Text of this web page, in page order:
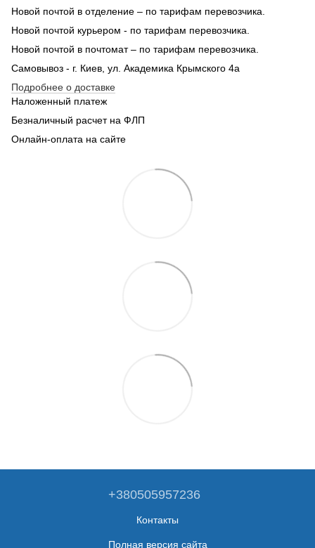
Новой почтой в отделение – по тарифам перевозчика.
Новой почтой курьером - по тарифам перевозчика.
Новой почтой в почтомат – по тарифам перевозчика.
Самовывоз - г. Киев, ул. Академика Крымского 4а
Подробнее о доставке
Наложенный платеж
Безналичный расчет на ФЛП
Онлайн-оплата на сайте
+380505957236
Контакты
Полная версия сайта